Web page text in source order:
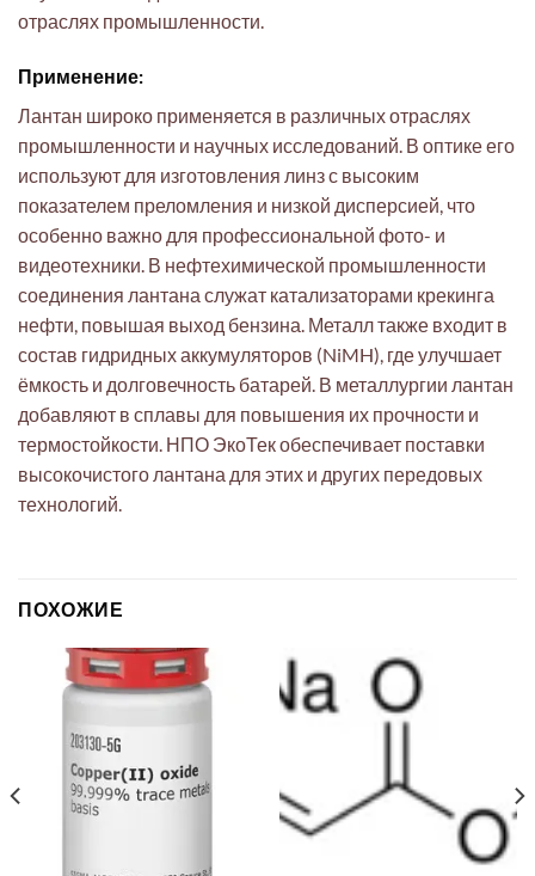
отраслях промышленности.
Применение:
Лантан широко применяется в различных отраслях
промышленности и научных исследований. В оптике его
используют для изготовления линз с высоким
показателем преломления и низкой дисперсией, что
особенно важно для профессиональной фото- и
видеотехники. В нефтехимической промышленности
соединения лантана служат катализаторами крекинга
нефти, повышая выход бензина. Металл также входит в
состав гидридных аккумуляторов (NiMH), где улучшает
ёмкость и долговечность батарей. В металлургии лантан
добавляют в сплавы для повышения их прочности и
термостойкости. НПО ЭкоТек обеспечивает поставки
высокочистого лантана для этих и других передовых
технологий.
ПОХОЖИЕ